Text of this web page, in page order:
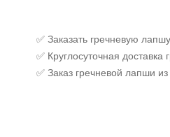
✅ Заказать гречневую
✅ Круглосуточная
✅ Заказ гречневой лапши